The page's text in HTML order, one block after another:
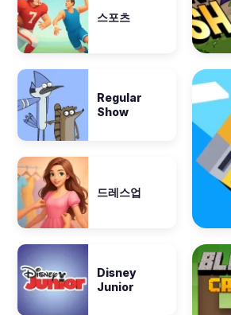
스포츠
Regular
Show
드레스업
Disney
Junior